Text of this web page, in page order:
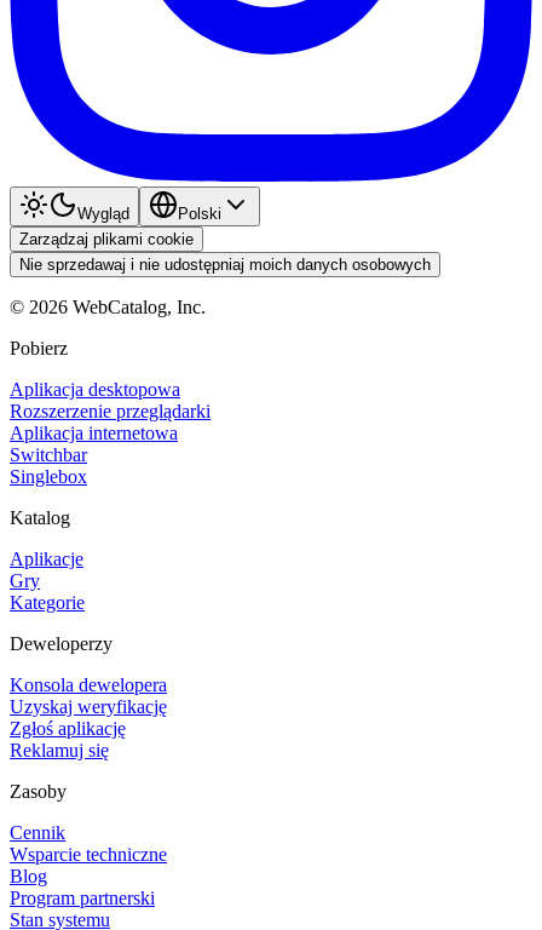
Wygląd
Polski
Zarządzaj plikami cookie
Nie sprzedawaj i nie udostępniaj moich danych osobowych
© 2026 WebCatalog, Inc.
Pobierz
Aplikacja desktopowa
Rozszerzenie przeglądarki
Aplikacja internetowa
Switchbar
Singlebox
Katalog
Aplikacje
Gry
Kategorie
Deweloperzy
Konsola dewelopera
Uzyskaj weryfikację
Zgłoś aplikację
Reklamuj się
Zasoby
Cennik
Wsparcie techniczne
Blog
Program partnerski
Stan systemu